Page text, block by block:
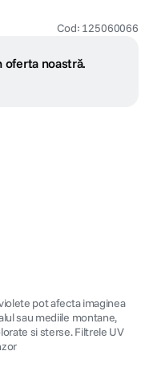
Cod: 125060066
oferta noastră.
pot afecta imaginea
sau mediile montane,
si sterse. Filtrele UV